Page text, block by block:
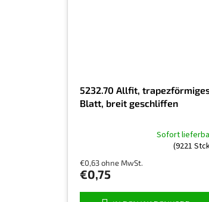
5232.70 Allfit,
Blatt, breit geschliffen
Produktbewertung
ist
Sofort
(9221
€0,63 ohne MwSt.
€0,75